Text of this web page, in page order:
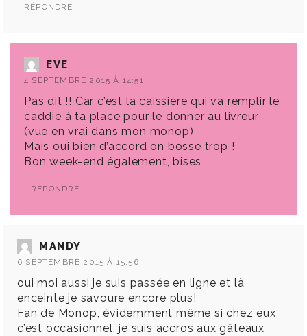
RÉPONDRE
EVE
4 SEPTEMBRE 2015 À 14:51
Pas dit !! Car c’est la caissière qui va remplir le
caddie à ta place pour le donner au livreur
(vue en vrai dans mon monop)
Mais oui bien d’accord on bosse trop !
Bon week-end également, bises
RÉPONDRE
MANDY
6 SEPTEMBRE 2015 À 15:56
oui moi aussi je suis passée en ligne et là
enceinte je savoure encore plus!
Fan de Monop, évidemment même si chez eux
c’est occasionnel, je suis accros aux gâteaux